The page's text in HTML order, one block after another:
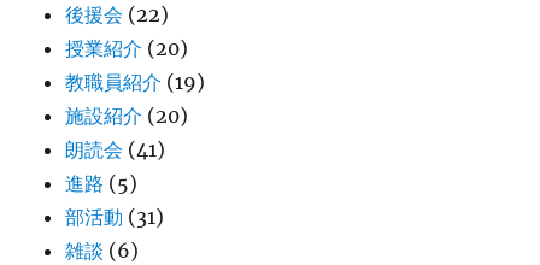
後援会 (22)
授業紹介 (20)
教職員紹介 (19)
施設紹介 (20)
朗読会 (41)
進路 (5)
部活動 (31)
雑談 (6)